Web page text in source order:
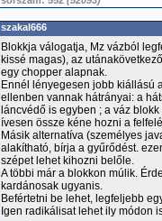
szakal666
Blokkja válogatja, Mz vázból
kissé magas), az
egy chopper alapnak.
Ennél lényegesen jobb kiállású
ellenben vannak hátrányai: a
láncvédő is egyben ; a váz
ívesen össze kéne hozni a
Másik alternatíva (személyes
alakítható, bírja a gyűrődést.
szépet lehet kihozni belőle.
A többi már a blokkon múlik.
kardánosak ugyanis.
Befértetni be lehet, legfeljebb
Igen radikálisat lehet ily módon